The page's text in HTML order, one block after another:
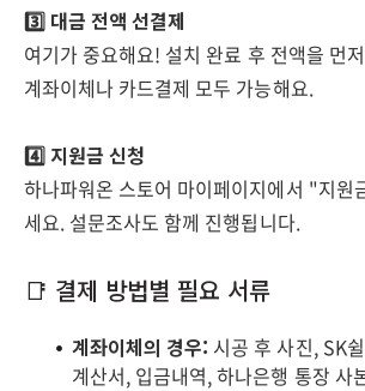
3️⃣ 대금 전액 선결제
여기가 중요해요! 설치 완료 후 전액을 먼
계좌이체나 카드결제 모두 가능해요.
4️⃣ 지원금 신청
하나파워온 스토어 마이페이지에서 "지원
세요. 설문조사도 함께 진행됩니다.
📑 결제 방법별 필요 서류
계좌이체의 경우: 시공 후 사진, SK
계산서, 입금내역, 하나은행 통장 사